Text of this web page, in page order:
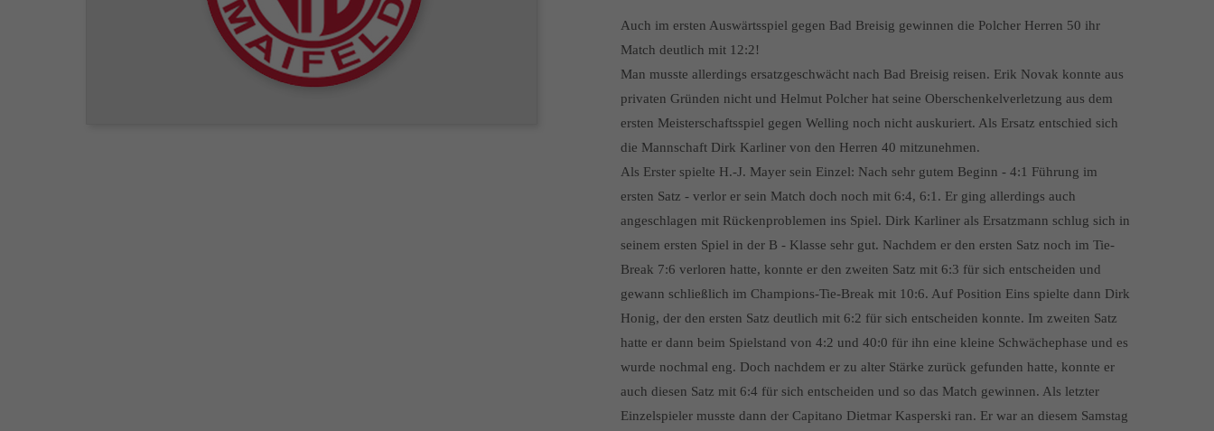
Auch im ersten Auswärtsspiel gegen Bad Breisig gewinnen die Polcher Herren 50 ihr
Match deutlich mit 12:2!
Man musste allerdings ersatzgeschwächt nach Bad Breisig reisen. Erik Novak konnte aus
privaten Gründen nicht und Helmut Polcher hat seine Oberschenkelverletzung aus dem
ersten Meisterschaftsspiel gegen Welling noch nicht auskuriert. Als Ersatz entschied sich
die Mannschaft Dirk Karliner von den Herren 40 mitzunehmen.
Als Erster spielte H.-J. Mayer sein Einzel: Nach sehr gutem Beginn - 4:1 Führung im
ersten Satz - verlor er sein Match doch noch mit 6:4, 6:1. Er ging allerdings auch
angeschlagen mit Rückenproblemen ins Spiel. Dirk Karliner als Ersatzmann schlug sich in
seinem ersten Spiel in der B - Klasse sehr gut. Nachdem er den ersten Satz noch im Tie-
Break 7:6 verloren hatte, konnte er den zweiten Satz mit 6:3 für sich entscheiden und
gewann schließlich im Champions-Tie-Break mit 10:6. Auf Position Eins spielte dann Dirk
Honig, der den ersten Satz deutlich mit 6:2 für sich entscheiden konnte. Im zweiten Satz
hatte er dann beim Spielstand von 4:2 und 40:0 für ihn eine kleine Schwächephase und es
wurde nochmal eng. Doch nachdem er zu alter Stärke zurück gefunden hatte, konnte er
auch diesen Satz mit 6:4 für sich entscheiden und so das Match gewinnen. Als letzter
Einzelspieler musste dann der Capitano Dietmar Kasperski ran. Er war an diesem Samstag